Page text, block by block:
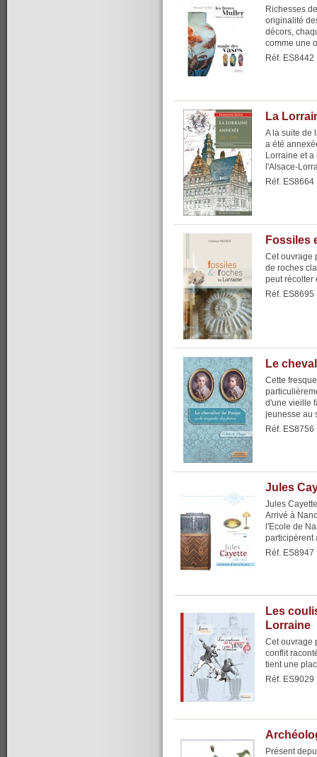
Richesses
originalité
décors,
comme une
Réf. ES8442
La
A la suite de
a été
Lorraine et
l'Alsace-
Réf. ES8664
Fossiles
Cet ouvrage
de roches
peut récolter
Réf. ES8695
Le
Cette
d'une vieille
jeunesse au
Réf. ES8756
Jules
Jules
Arrivé à
l'Ecole de
participèrent
Réf. ES8947
Les
Lorraine
Cet ouvrage
conflit
tient une
Réf. ES9029
Présent